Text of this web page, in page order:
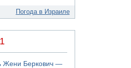
в офис
Погода в Израиле
Жени Беркович —